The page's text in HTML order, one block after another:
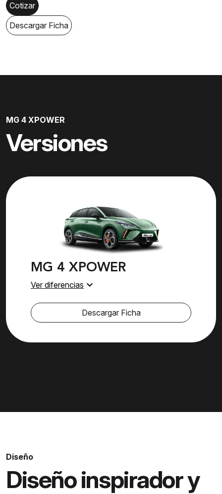
Cotizar
Descargar Ficha
MG 4 XPOWER
Versiones
MG 4 XPOWER
Ver diferencias expand_more
Descargar Ficha
Diseño
Diseño inspirador y